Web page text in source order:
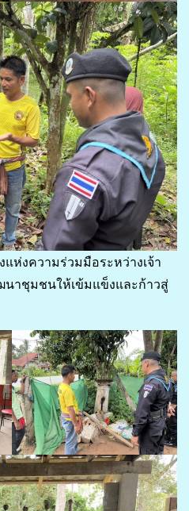
ห่งความร่วมมือระหว่างเจ้า
าชุมชนให้เข้มแข็งและก้าวสู่